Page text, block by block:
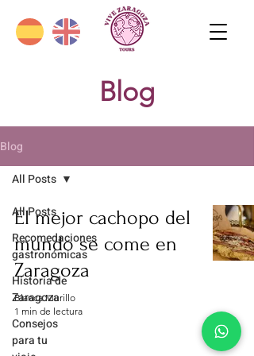
Blog
Blog
All Posts
Recomedaciones
gastronómicas
Historia de
Zaragoza
Consejos
para tu
All Posts
El mejor cachopo del
mundo se come en
Zaragoza
Blanca Murillo
1 min de lectura